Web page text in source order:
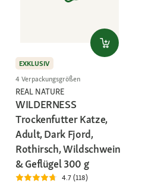
EXKLUSIV
4 Verpackungsgrößen
REAL NATURE
WILDERNESS
Trockenfutter Katze,
Adult, Dark Fjord,
Rothirsch, Wildschwein
& Geflügel 300 g
4.7 (118)